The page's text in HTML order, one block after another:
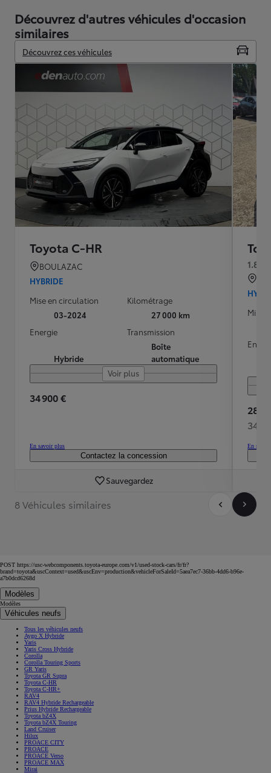
Découvrez d'autres véhicules d'occasion
similaires
Découvrez ces véhicules
Toyota C-HR
BOULAZAC
HYBRIDE
Mise en circulation
03-2024
Kilométrage
27 000 km
Energie
Hybride
Transmission
Boîte
automatique
Voir plus
34 900 €
En savoir plus
Contactez la concession
Sauvegardez
1.8
Mise
28
348
En
8 Véhicules similaires
POST https://usc-webcomponents.toyota-europe.com/v1/used-stock-cars/fr/fr?
brand=toyota&uscContext=used&uscEnv=production&vehicleForSaleId=5aea7ec7-36bb-4dd6-b96e-
a7b0dcd6268d
Modèles
Modèles
Véhicules neufs
Tous les véhicules neufs
Aygo X Hybride
Yaris
Yaris Cross Hybride
Corolla
Corolla Touring Sports
GR Yaris
Toyota GR Supra
Toyota C-HR
Toyota C-HR+
RAV4
RAV4 Hybride Rechargeable
Prius Hybride Rechargeable
Toyota bZ4X
Toyota bZ4X Touring
Land Cruiser
Hilux
PROACE CITY
PROACE
PROACE Verso
PROACE MAX
Mirai